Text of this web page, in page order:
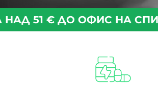
51 € ДО ОФИС НА СПИДИ